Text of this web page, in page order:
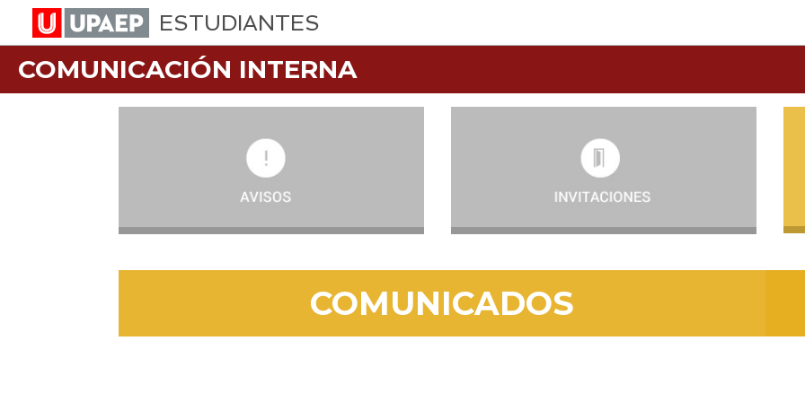
ESTUDIANTES
COMUNICACIÓN INTERNA
COMUNICADOS